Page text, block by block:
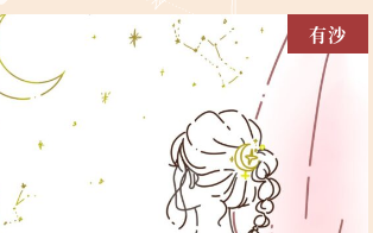
有沙